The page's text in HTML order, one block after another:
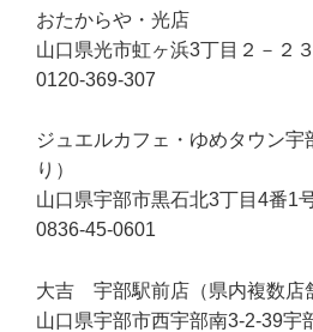
おたからや・光店
山口県光市虹ヶ浜3丁目２－２３
0120-369-307
ジュエルカフェ・ゆめタウン宇
り）
山口県宇部市黒石北3丁目4番1
0836-45-0601
大吉 宇部駅前店（県内複数店
山口県宇部市西宇部南3-2-39宇